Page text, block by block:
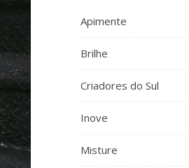
Apimente
Brilhe
Criadores do Sul
Inove
Misture